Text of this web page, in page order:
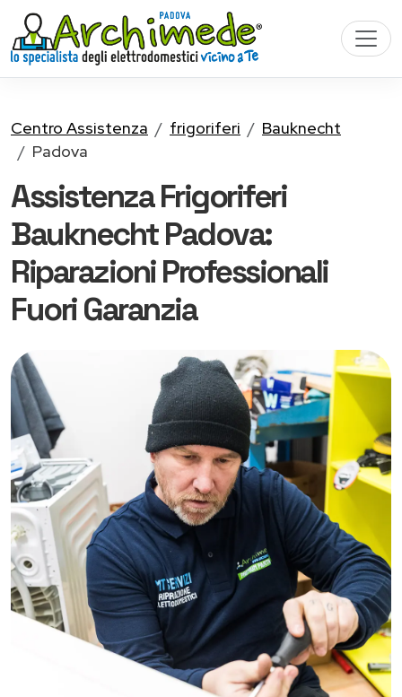
Centro Assistenza frigoriferi
Bauknecht
Padova
Assistenza Frigoriferi
Bauknecht Padova:
Riparazioni Professionali
Fuori Garanzia